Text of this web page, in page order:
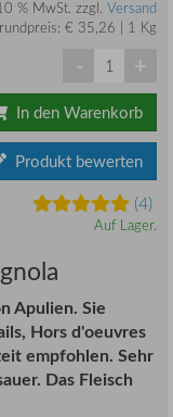
% MwSt. zzgl. Versand
€ 35,26 | 1 Kg
- +
In den Warenkorb
Produkt bewerten
(4)
Auf Lager.
Apulien. Sie
Hors d'oeuvres
empfohlen. Sehr
Das Fleisch